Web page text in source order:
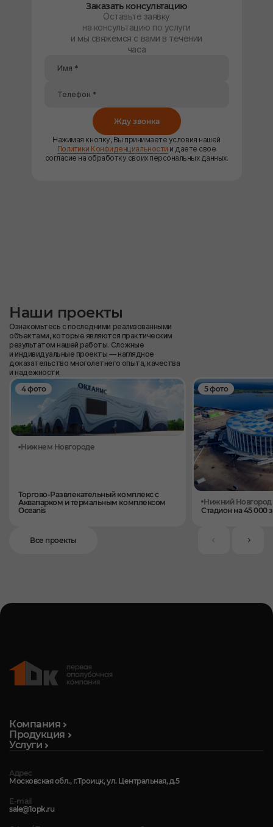
Заказать консультацию
Оставьте заявку
на консультацию по услуги
и мы свяжемся с вами в течении
часа
Жду звонка
Нажимая кнопку, Вы принимаете условия нашей
Политики Конфиденциальности и даете свое
согласие на обработку своих персональных данных.
Наши проекты
Ознакомьтесь с последними реализованными
объектами, которые являются практическим
результатом нашей работы. Сложные
и индивидуальные проекты — наглядное
доказательство многолетнего опыта, качества
и надежности.
Все проекты
Нижнем Новгороде
Торгово-Развлекательный комплекс с
Аквапарком и термальным комплексом
Oceanis
4 фото
Нижний Новгород
Стадион на 45 000
5 фото
Компания
Продукция
Услуги
Адрес
Московская обл., г.Троицк, ул. Центральная, д.5
E-mail
sale@1opk.ru